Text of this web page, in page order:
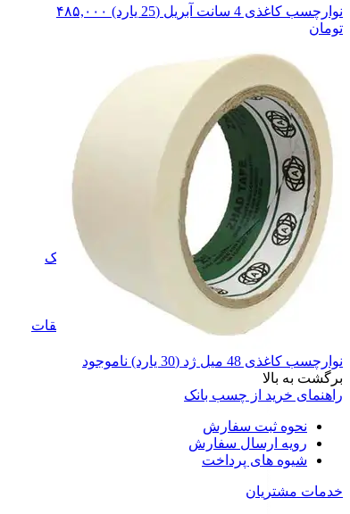
چسب چسب
ضد زنگ
ضد زنگ
رنگ نیم پلاستیک
رنگ نیم پلاستیک
رنگ روغنی
رنگ روغنی
رنگ بر
رنگ پلاستیک رنگ پلاستیک
همه دسته بندی های رنگ و متعلقات
نوارچسب کاغذی 4 سانت آبریل (25 یارد)
۴۸۵,۰۰۰
تومان
نوارچسب کاغذی 48 میل ژد (30 یارد)
ناموجود
برگشت به بالا
راهنمای خرید از چسب بانک
نحوه ثبت سفارش
رویه ارسال سفارش
شیوه های پرداخت
خدمات مشتریان